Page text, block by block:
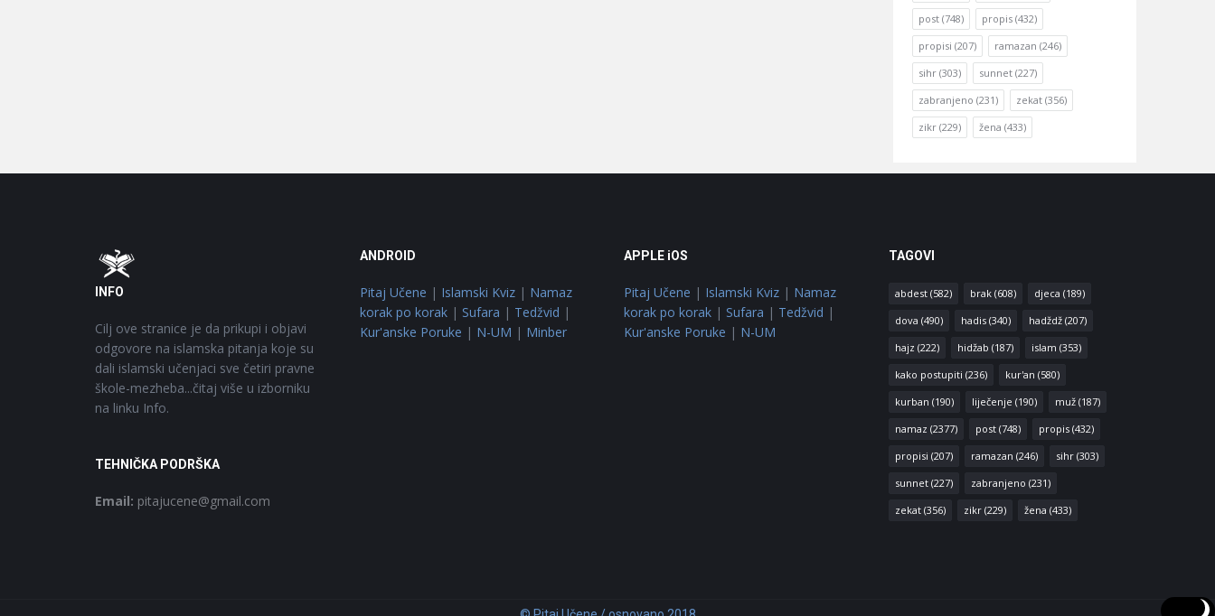
post (748) propis (432)
propisi (207) ramazan (246)
sihr (303) sunnet (227)
zabranjeno (231) zekat (356)
zikr (229) žena (433)
Footer
INFO
Cilj ove stranice je da prikupi i objavi
odgovore na islamska pitanja koje su
dali islamski učenjaci sve četiri pravne
škole-mezheba...čitaj više u izborniku
na linku Info.
TEHNIČKA PODRŠKA
Email: pitajucene@gmail.com
ANDROID
Pitaj Učene | Islamski Kviz| Namaz
korak po korak| Sufara | Tedžvid |
Kur'anske Poruke | N-UM | Minber
APPLE iOS
Pitaj Učene | Islamski Kviz | Namaz
korak po korak | Sufara | Tedžvid |
Kur'anske Poruke | N-UM
TAGOVI
abdest(582) brak(608) djeca (189)
dova (490) hadis(340) hadždž(207)
hajz (222) hidžab (187) islam (353)
kako postupiti (236) kur'an (580)
kurban (190) liječenje (190) muž(187)
namaz (2377) post(748) propis(432)
propisi (207) ramazan (246) sihr(303)
sunnet(227) zabranjeno (231)
zekat(356) zikr(229) žena (433)